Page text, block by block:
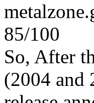
85/100
So, After
(2004 and